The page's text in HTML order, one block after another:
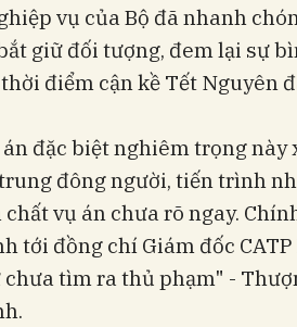
vụ của Bộ đã nhanh
giữ đối tượng, đem lại sự
điểm cận kề Tết Nguyên
đặc biệt nghiêm trọng này
đông người, tiến trình
vụ án chưa rõ ngay.
tới đồng chí Giám đốc
tìm ra thủ phạm" -